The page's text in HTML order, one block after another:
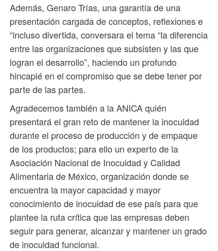
Además, Genaro Trías, una garantía de una
presentación cargada de conceptos, reflexiones e
“incluso divertida, conversara el tema “la diferencia
entre las organizaciones que subsisten y las que
logran el desarrollo”, haciendo un profundo
hincapié en el compromiso que se debe tener por
parte de las partes.
Agradecemos también a la ANICA quién
presentará el gran reto de mantener la inocuidad
durante el proceso de producción y de empaque
de los productos; para ello un experto de la
Asociación Nacional de Inocuidad y Calidad
Alimentaria de México, organización donde se
encuentra la mayor capacidad y mayor
conocimiento de inocuidad de ese país para que
plantee la ruta crítica que las empresas deben
seguir para generar, alcanzar y mantener un grado
de inocuidad funcional.